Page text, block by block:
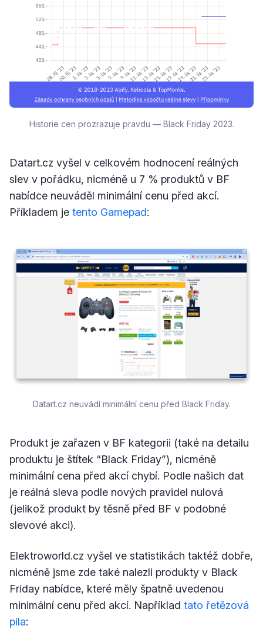
Historie cen prozrazuje pravdu — Black Friday 2023.
Datart.cz vyšel v celkovém hodnocení reálných
slev v pořádku, nicméně u 7 % produktů v BF
nabídce neuváděl minimální cenu před akcí.
Příkladem je tento Gamepad:
Datart.cz neuvádí minimální cenu před Black Friday.
Produkt je zařazen v BF kategorii (také na detailu
produktu je štítek “Black Friday”), nicméně
minimální cena před akcí chybí. Podle našich dat
je reálná sleva podle nových pravidel nulová
(jelikož produkt by těsně před BF v podobné
slevové akci).
Elektroworld.cz vyšel ve statistikách taktéž dobře,
nicméně jsme zde také nalezli produkty v Black
Friday nabídce, které měly špatně uvedenou
minimální cenu před akcí. Například tato řetězová
pila: